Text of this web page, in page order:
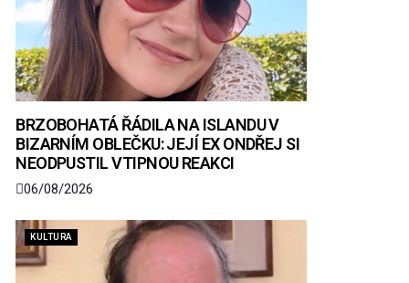
BRZOBOHATÁ ŘÁDILA NA ISLANDU V
BIZARNÍM OBLEČKU: JEJÍ EX ONDŘEJ SI
NEODPUSTIL VTIPNOU REAKCI
06/08/2026
KULTURA